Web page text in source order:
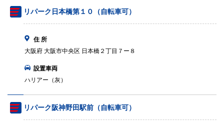
リパーク日本橋第１０（自転車可）
住 所
大阪府 大阪市中央区 日本橋２丁目７ー８
設置車両
ハリアー（灰）
リパーク阪神野田駅前（自転車可）